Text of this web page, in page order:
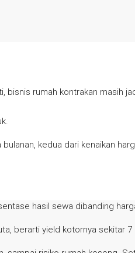
rumah kontrakan masih
kedua dari kenaikan
hasil sewa dibanding
berarti yield kotornya sekitar